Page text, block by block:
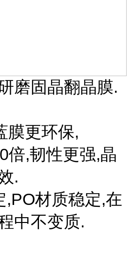
磨固晶翻晶膜.
膜更环保,
倍,韧性更强,晶
.
,PO材质稳定,在
中不变质.